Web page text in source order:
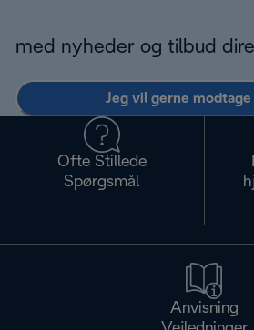
med nyheder og tilbud
Jeg vil gerne
Ofte Stillede
Spørgsmål
Anvisning